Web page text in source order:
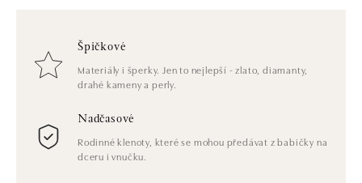
Špičkové
Materiály i šperky. Jen to nejlepší - zlato, diamanty,
drahé kameny a perly.
Nadčasové
Rodinné klenoty, které se mohou předávat z babičky na
dceru i vnučku.